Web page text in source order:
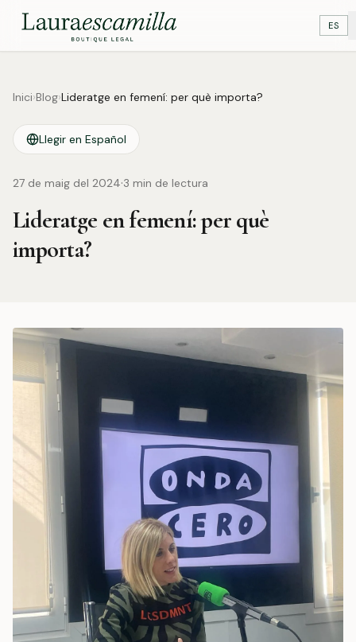
ES
Inici›Blog›Lideratge en femení: per què importa?
Llegir en Español
27 de maig del 2024·3 min de lectura
Lideratge en femení: per què
importa?